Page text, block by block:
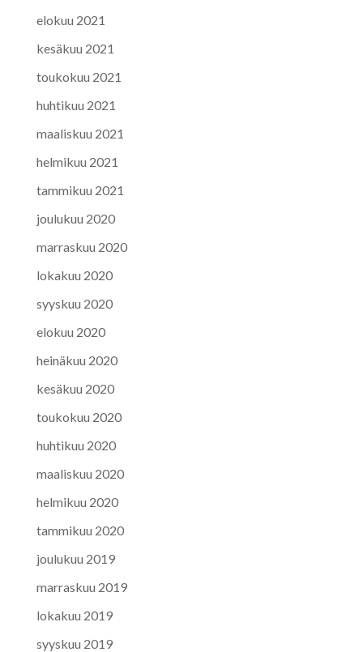
elokuu 2021
kesäkuu 2021
toukokuu 2021
huhtikuu 2021
maaliskuu 2021
helmikuu 2021
tammikuu 2021
joulukuu 2020
marraskuu 2020
lokakuu 2020
syyskuu 2020
elokuu 2020
heinäkuu 2020
kesäkuu 2020
toukokuu 2020
huhtikuu 2020
maaliskuu 2020
helmikuu 2020
tammikuu 2020
joulukuu 2019
marraskuu 2019
lokakuu 2019
syyskuu 2019